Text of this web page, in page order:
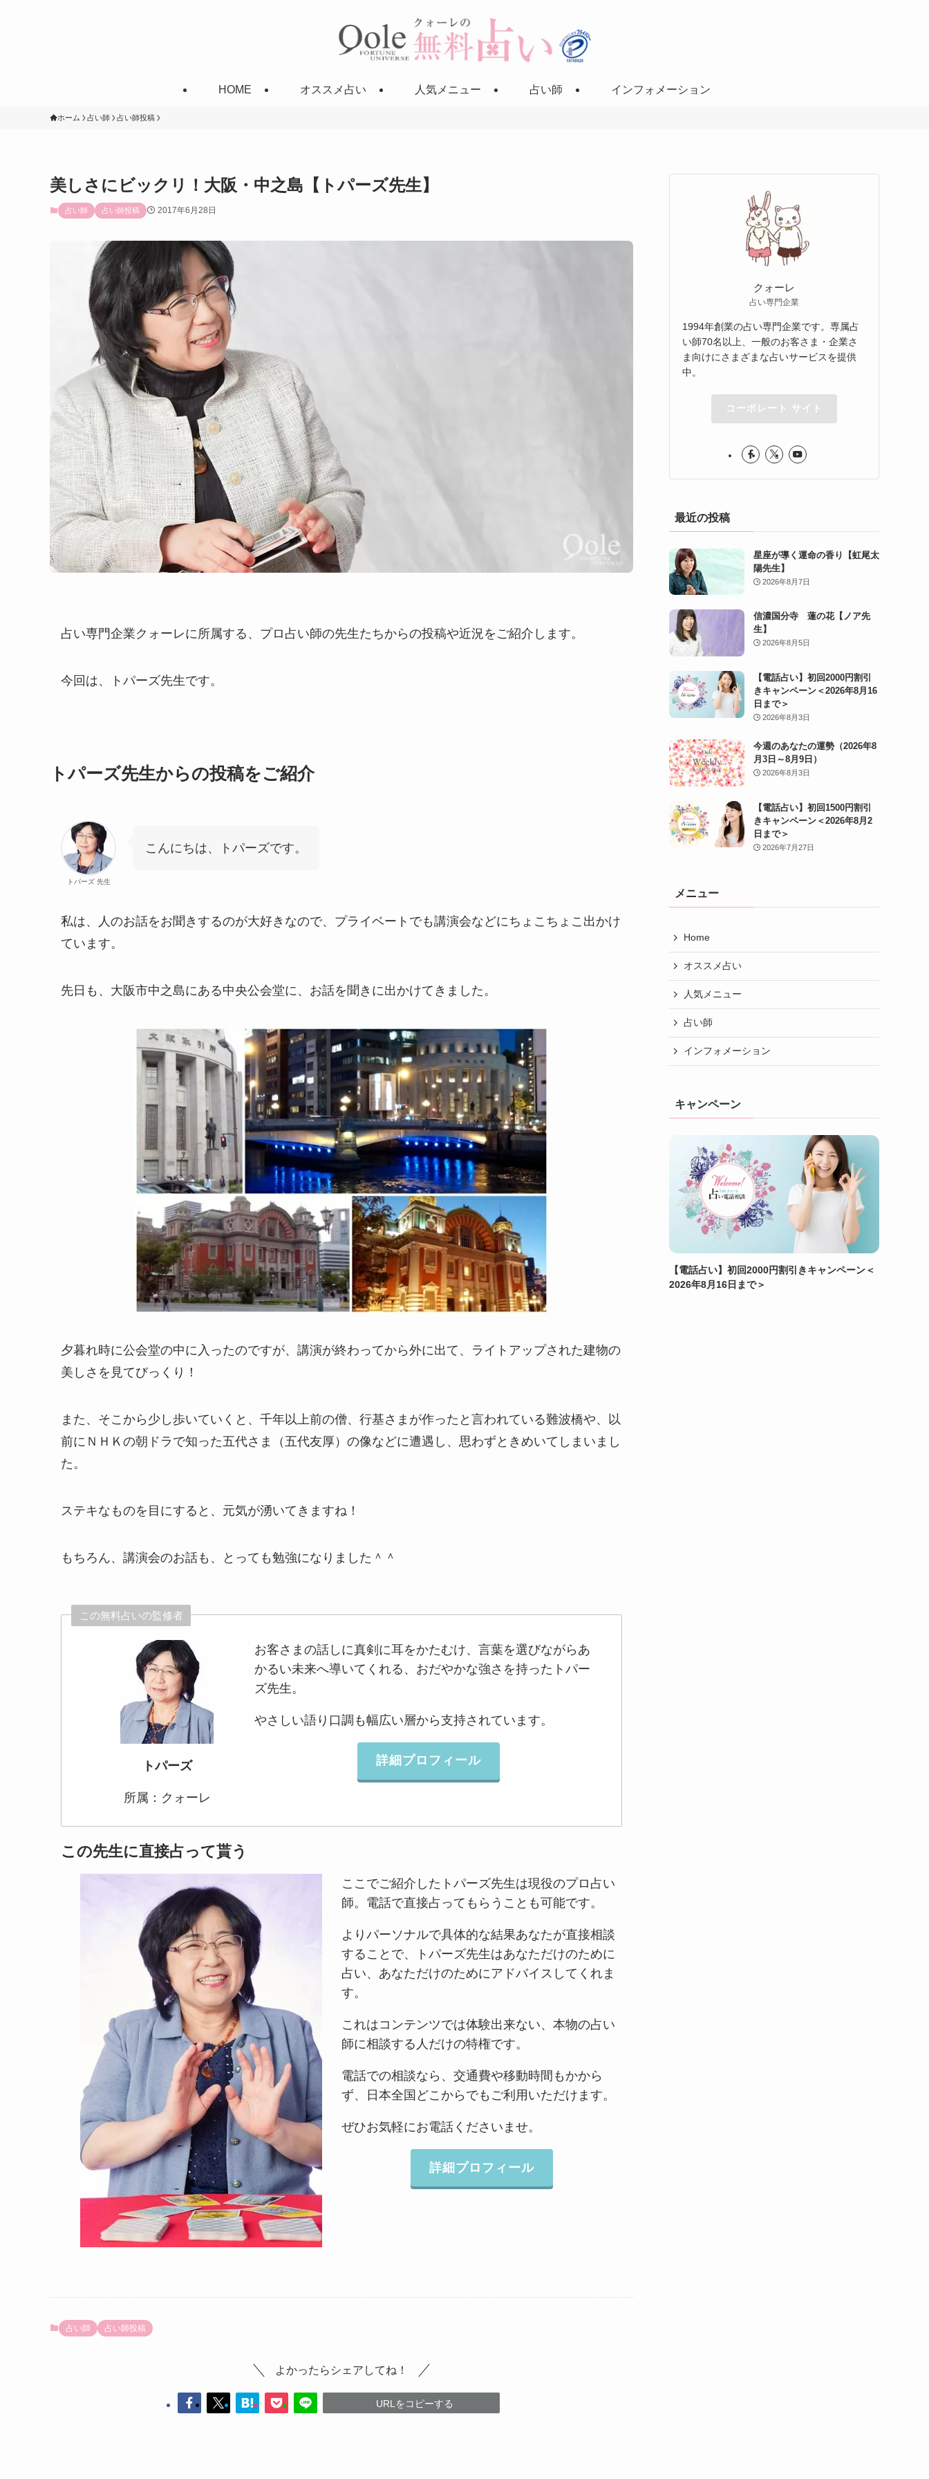
HOME オススメ占い 人気メニュー 占い師 インフォメーション
ホーム 占い師 占い師投稿
美しさにビックリ！大阪・中之島【トパーズ先生】
占い師 占い師投稿 2017年6月28日
占い専門企業クォーレに所属する、プロ占い師の先生たちからの投稿や近況をご紹介します。
今回は、トパーズ先生です。
トパーズ先生からの投稿をご紹介
トパーズ 先生
こんにちは、トパーズです。
私は、人のお話をお聞きするのが大好きなので、プライベートでも講演会などにちょこちょこ出かけ
ています。
先日も、大阪市中之島にある中央公会堂に、お話を聞きに出かけてきました。
夕暮れ時に公会堂の中に入ったのですが、講演が終わってから外に出て、ライトアップされた建物の
美しさを見てびっくり！
また、そこから少し歩いていくと、千年以上前の僧、行基さまが作ったと言われている難波橋や、以
前にＮＨＫの朝ドラで知った五代さま（五代友厚）の像などに遭遇し、思わずときめいてしまいまし
た。
ステキなものを目にすると、元気が湧いてきますね！
もちろん、講演会のお話も、とっても勉強になりました＾＾
この無料占いの監修者
トパーズ
所属：クォーレ
お客さまの話しに真剣に耳をかたむけ、言葉を選びながらあ
かるい未来へ導いてくれる、おだやかな強さを持ったトパー
ズ先生。
やさしい語り口調も幅広い層から支持されています。
詳細プロフィール
この先生に直接占って貰う
ここでご紹介したトパーズ先生は現役のプロ占い
師。電話で直接占ってもらうことも可能です。
よりパーソナルで具体的な結果あなたが直接相談
することで、トパーズ先生はあなただけのために
占い、あなただけのためにアドバイスしてくれま
す。
これはコンテンツでは体験出来ない、本物の占い
師に相談する人だけの特権です。
電話での相談なら、交通費や移動時間もかから
ず、日本全国どこからでもご利用いただけます。
ぜひお気軽にお電話くださいませ。
詳細プロフィール
占い師 占い師投稿
よかったらシェアしてね！
URLをコピーする
クォーレ
占い専門企業
1994年創業の占い専門企業です。専属占
い師70名以上、一般のお客さま・企業さ
ま向けにさまざまな占いサービスを提供
中。
コーポレート サイト
最近の投稿
星座が導く運命の香り【虹尾太
陽先生】
2026年8月7日
信濃国分寺 蓮の花【ノア先
生】
2026年8月5日
【電話占い】初回2000円割引
きキャンペーン＜2026年8月16
日まで＞
2026年8月3日
今週のあなたの運勢（2026年8
月3日～8月9日）
2026年8月3日
【電話占い】初回1500円割引
きキャンペーン＜2026年8月2
日まで＞
2026年7月27日
メニュー
Home
オススメ占い
人気メニュー
占い師
インフォメーション
キャンペーン
【電話占い】初回2000円割引きキャンペーン＜
2026年8月16日まで＞